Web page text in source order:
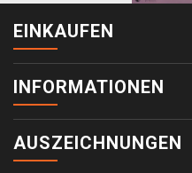
EINKAUFEN
INFORMATIONEN
AUSZEICHNUNGEN